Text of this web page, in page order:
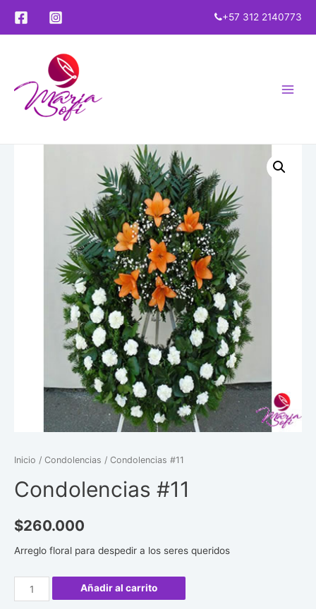
+57 312 2140773
Inicio / Condolencias / Condolencias #11
Condolencias #11
$260.000
Arreglo floral para despedir a los seres queridos
Condolencias
#11
Añadir al carrito